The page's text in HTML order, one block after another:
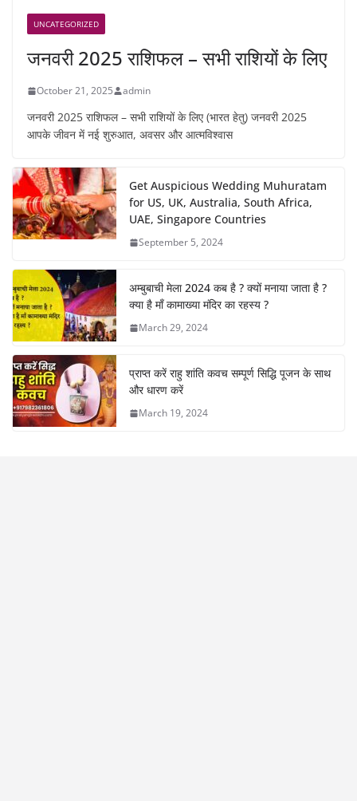
UNCATEGORIZED
जनवरी 2025 राशिफल – सभी राशियों के लिए
October 21, 2025 admin
जनवरी 2025 राशिफल – सभी राशियों के लिए (भारत हेतु) जनवरी 2025
आपके जीवन में नई शुरुआत, अवसर और आत्मविश्वास
Get Auspicious Wedding Muhuratam
for US, UK, Australia, South Africa,
UAE, Singapore Countries
September 5, 2024
अम्बुबाची मेला 2024 कब है ? क्यों मनाया जाता है ?
क्या है माँ कामाख्या मंदिर का रहस्य ?
March 29, 2024
प्राप्त करें राहु शांति कवच सम्पूर्ण सिद्धि पूजन के साथ
और धारण करें
March 19, 2024